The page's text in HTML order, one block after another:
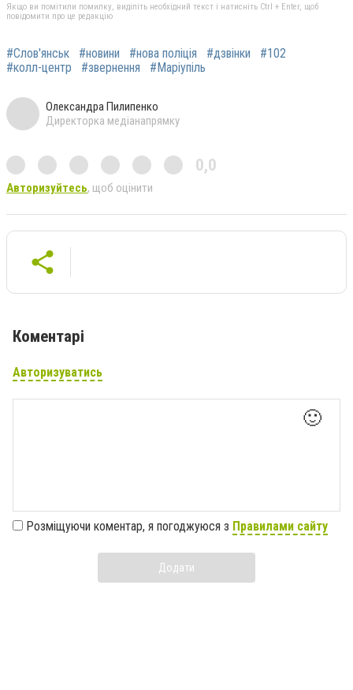
Якщо ви помітили помилку, виділіть необхідний текст і натисніть Ctrl + Enter, щоб
повідомити про це редакцію
#Слов'янськ #новини #нова поліція #дзвінки
#102
#колл-центр
#звернення #Маріупіль
Олександра Пилипенко
Директорка медіанапрямку
0,0
Авторизуйтесь, щоб оцінити
Коментарі
Авторизуватись
🙂
Розміщуючи коментар, я погоджуюся з Правилами сайту
Додати